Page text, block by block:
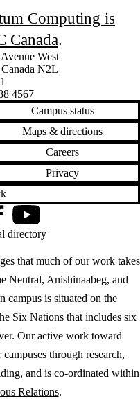
Computing is
Canada.
West
Canada N2L
4567
Campus status
Maps & directions
Careers
Privacy
that much of our work takes
Neutral, Anishinaabeg, and
campus is situated on the
Six Nations that includes six
Our active work toward
through research,
and is co-ordinated within
Relations.
YouTube
directory